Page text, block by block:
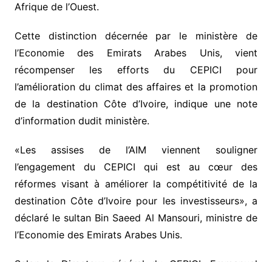
Afrique de l’Ouest.
Cette distinction décernée par le ministère de
l’Economie des Emirats Arabes Unis, vient
récompenser les efforts du CEPICI pour
l’amélioration du climat des affaires et la promotion
de la destination Côte d’Ivoire, indique une note
d’information dudit ministère.
«Les assises de l’AIM viennent souligner
l’engagement du CEPICI qui est au cœur des
réformes visant à améliorer la compétitivité de la
destination Côte d’Ivoire pour les investisseurs», a
déclaré le sultan Bin Saeed Al Mansouri, ministre de
l’Economie des Emirats Arabes Unis.